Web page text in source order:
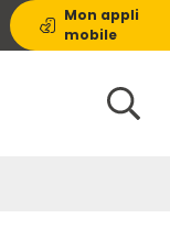
Mon appli
mobile